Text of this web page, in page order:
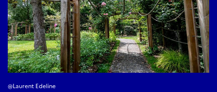
@Laurent Edeline